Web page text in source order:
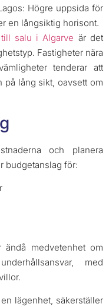
Högre uppsida för
en långsiktig horisont.
salu i Algarve är det
Fastigheter nära
tenderar att
på lång sikt, oavsett om
och planera
budgetanslag för:
ändå medvetenhet om
med
lägenhet, säkerställer